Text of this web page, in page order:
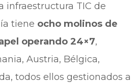
infraestructura TIC de
tiene ocho molinos de
operando 24×7,
Austria, Bélgica,
todos ellos gestionados a